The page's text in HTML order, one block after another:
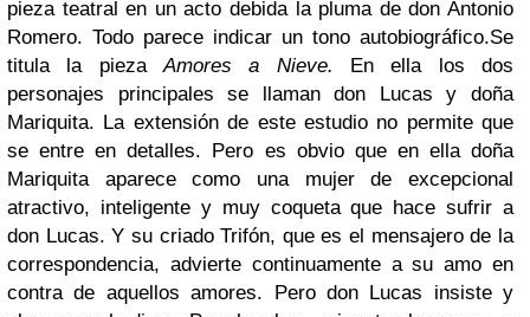
pieza teatral en un acto debida la pluma de don Antonio
Romero. Todo parece indicar un tono autobiográfico.Se
titula la pieza Amores a Nieve. En ella los dos
personajes principales se llaman don Lucas y doña
Mariquita. La extensión de este estudio no permite que
se entre en detalles. Pero es obvio que en ella doña
Mariquita aparece como una mujer de excepcional
atractivo, inteligente y muy coqueta que hace sufrir a
don Lucas. Y su criado Trifón, que es el mensajero de la
correspondencia, advierte continuamente a su amo en
contra de aquellos amores. Pero don Lucas insiste y